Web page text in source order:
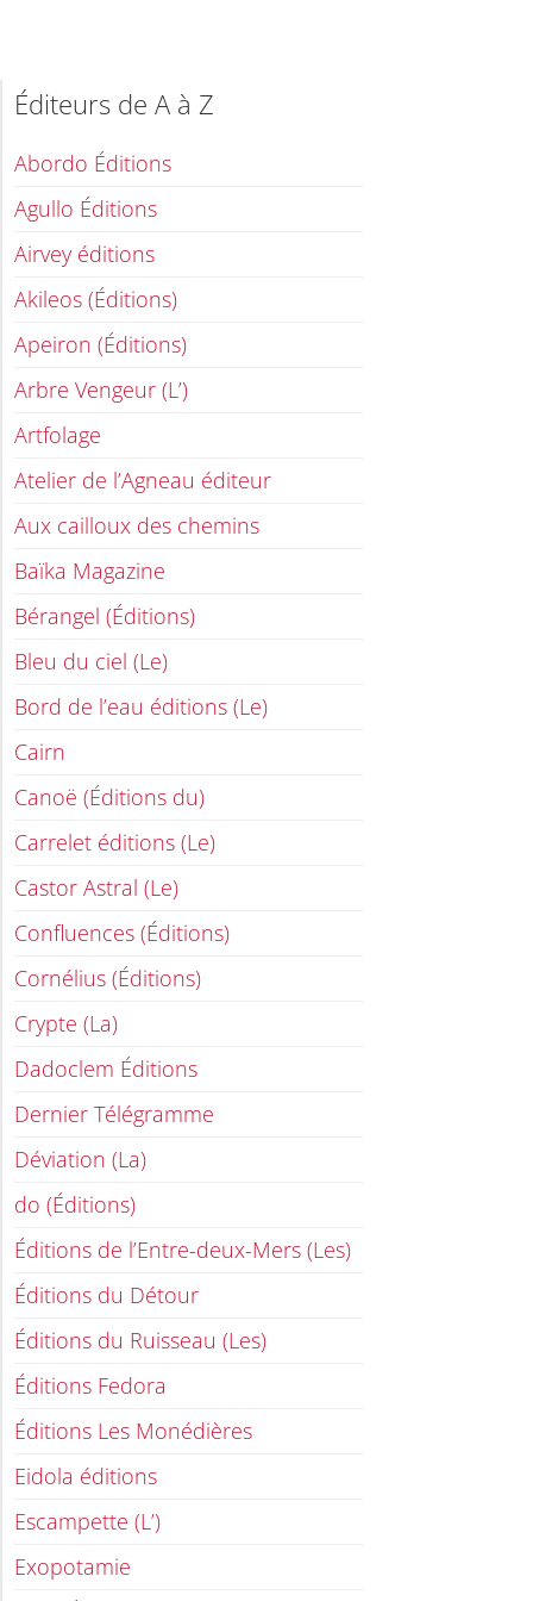
Éditeurs de A à Z
Abordo Éditions
Agullo Éditions
Airvey éditions
Akileos (Éditions)
Apeiron (Éditions)
Arbre Vengeur (L’)
Artfolage
Atelier de l’Agneau éditeur
Aux cailloux des chemins
Baïka Magazine
Bérangel (Éditions)
Bleu du ciel (Le)
Bord de l’eau éditions (Le)
Cairn
Canoë (Éditions du)
Carrelet éditions (Le)
Castor Astral (Le)
Confluences (Éditions)
Cornélius (Éditions)
Crypte (La)
Dadoclem Éditions
Dernier Télégramme
Déviation (La)
do (Éditions)
Éditions de l’Entre-deux-Mers (Les)
Éditions du Détour
Éditions du Ruisseau (Les)
Éditions Fedora
Éditions Les Monédières
Eidola éditions
Escampette (L’)
Exopotamie